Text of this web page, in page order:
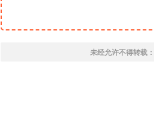
未经允许不得转载：